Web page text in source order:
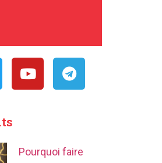
Pourquoi faire